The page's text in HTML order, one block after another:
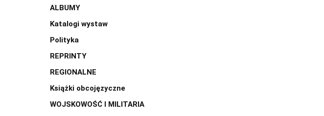
ALBUMY
Katalogi wystaw
Polityka
REPRINTY
REGIONALNE
Książki obcojęzyczne
WOJSKOWOŚĆ I MILITARIA